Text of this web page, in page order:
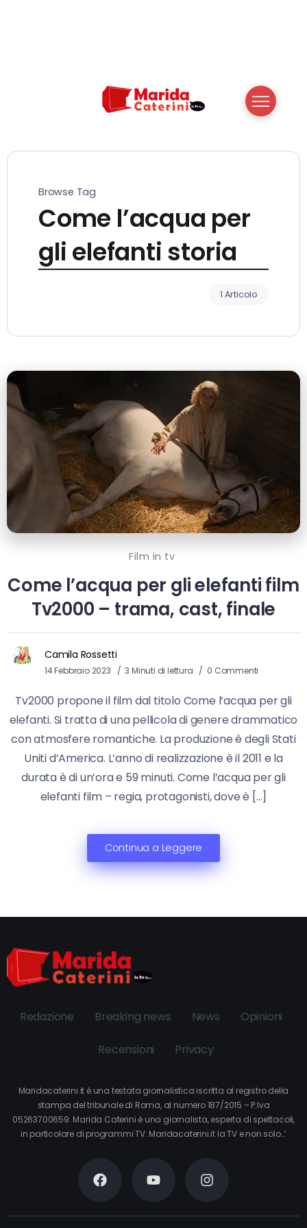
Browse Tag
Come l’acqua per
gli elefanti storia
1 Articolo
Film in tv
Come l’acqua per gli elefanti film
Tv2000 – trama, cast, finale
Camila Rossetti
14 Febbraio 2023 3 Minuti di lettura 0 Commenti
Tv2000 propone il film dal titolo Come l’acqua per gli
elefanti. Si tratta di una pellicola di genere drammatico
con atmosfere romantiche. La produzione è degli Stati
Uniti d’America. L’anno di realizzazione è il 2011 e la
durata è di un’ora e 59 minuti. Come l’acqua per gli
elefanti film – regia, protagonisti, dove è […]
Continua a Leggere
Redazione Breaking news News Opinioni
Recensioni Privacy
Maridacaterini.it è una testata giornalistica iscritta al registro della
stampa del tribunale di Roma, al numero 187/2015 – P.Iva
05263700659. Marida Caterini è una giornalista, esperta di spettacoli,
in particolare di programmi TV. Maridacaterini.it la TV e non solo…’